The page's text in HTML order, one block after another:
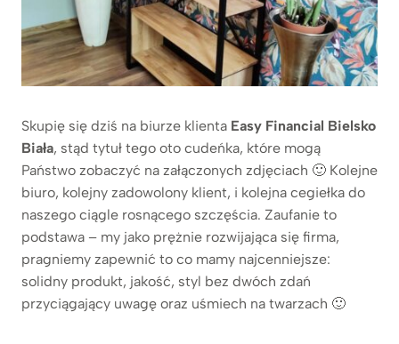
Skupię się dziś na biurze klienta Easy Financial Bielsko
Biała, stąd tytuł tego oto cudeńka, które mogą
Państwo zobaczyć na załączonych zdjęciach 🙂 Kolejne
biuro, kolejny zadowolony klient, i kolejna cegiełka do
naszego ciągle rosnącego szczęścia. Zaufanie to
podstawa – my jako prężnie rozwijająca się firma,
pragniemy zapewnić to co mamy najcenniejsze:
solidny produkt, jakość, styl bez dwóch zdań
przyciągający uwagę oraz uśmiech na twarzach 🙂